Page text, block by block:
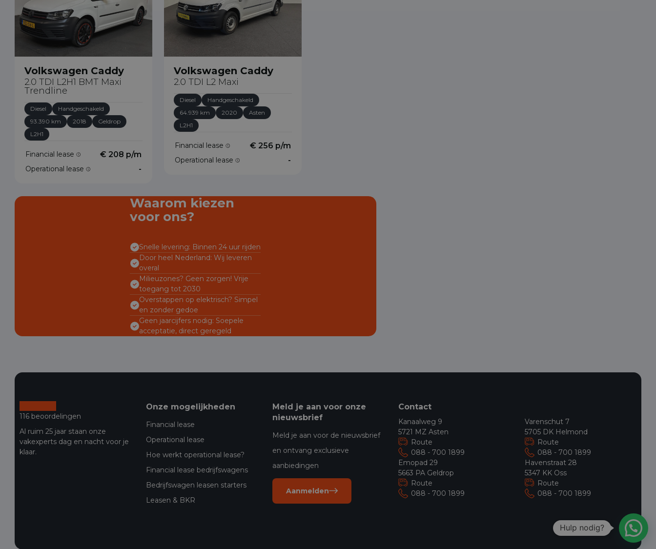
Volkswagen Caddy
2.0 TDI L2H1 BMT Maxi
Trendline
Diesel
Handgeschakeld
93.390 km
2018
Geldrop
L2H1
Financial lease € 208 p/m
Operational lease -
Volkswagen Caddy
2.0 TDI L2 Maxi
Diesel
Handgeschakeld
64.939 km
2020
Asten
L2H1
Financial lease € 256 p/m
Operational lease -
Waarom kiezen
voor ons?
Snelle levering: Binnen 24 uur rijden
Door heel Nederland: Wij leveren
overal
Milieuzones? Geen zorgen! Vrije
toegang tot 2030
Overstappen op elektrisch? Simpel
en zonder gedoe
Geen jaarcijfers nodig: Soepele
acceptatie, direct geregeld
116 beoordelingen
Al ruim 25 jaar staan onze
vakexperts dag en nacht voor je
klaar.
Onze mogelijkheden
Financial lease
Operational lease
Hoe werkt operational lease?
Financial lease bedrijfswagens
Bedrijfswagen leasen starters
Leasen & BKR
Meld je aan voor onze
nieuwsbrief
Meld je aan voor de nieuwsbrief
en ontvang exclusieve
aanbiedingen
Aanmelden
Contact
Kanaalweg 9
5721 MZ Asten
Route
088 - 700 1899
Emopad 29
5663 PA Geldrop
Route
088 - 700 1899
Varenschut 7
5705 DK Helmond
Route
088 - 700 1899
Havenstraat 28
5347 KK Oss
Route
088 - 700 1899
Hulp nodig?